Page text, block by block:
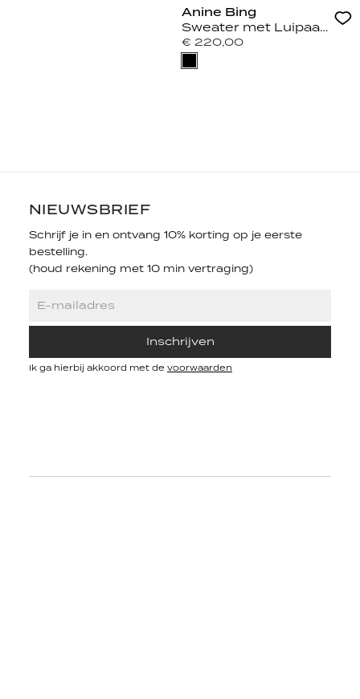
Anine Bing
Sweater met Luipaard
€ 220,00
NIEUWSBRIEF
Schrijf je in en ontvang 10% korting op je eerste
bestelling.
(houd rekening met 10 min vertraging)
Inschrijven
Ik ga hierbij akkoord met de voorwaarden